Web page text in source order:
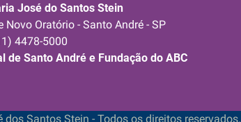
José do Santos Stein
Oratório - Santo André - SP
4478-5000
Santo André e Fundação do ABC
Santos Stein - Todos os direitos reservados.